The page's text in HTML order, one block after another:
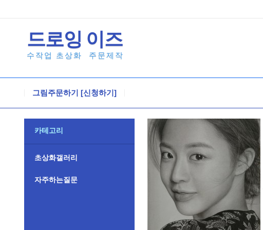
드로잉 이즈
수작업 초상화 주문제작
그림주문하기 [신청하기]
카테고리
초상화갤러리
자주하는질문